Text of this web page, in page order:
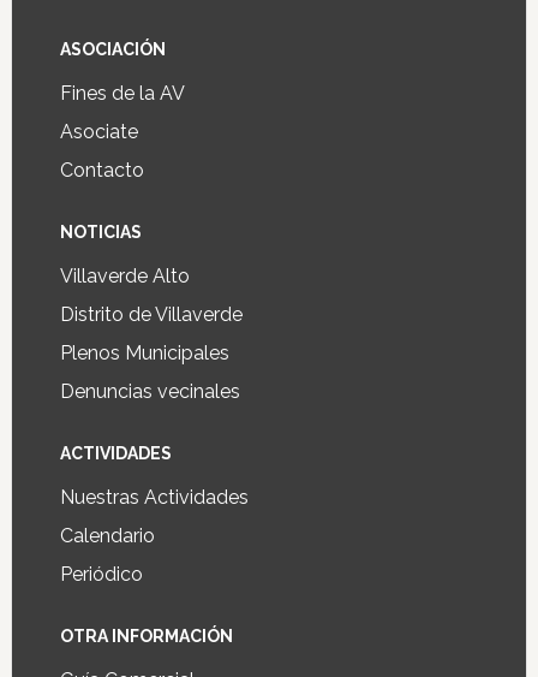
ASOCIACIÓN
Fines de la AV
Asociate
Contacto
NOTICIAS
Villaverde Alto
Distrito de Villaverde
Plenos Municipales
Denuncias vecinales
ACTIVIDADES
Nuestras Actividades
Calendario
Periódico
OTRA INFORMACIÓN